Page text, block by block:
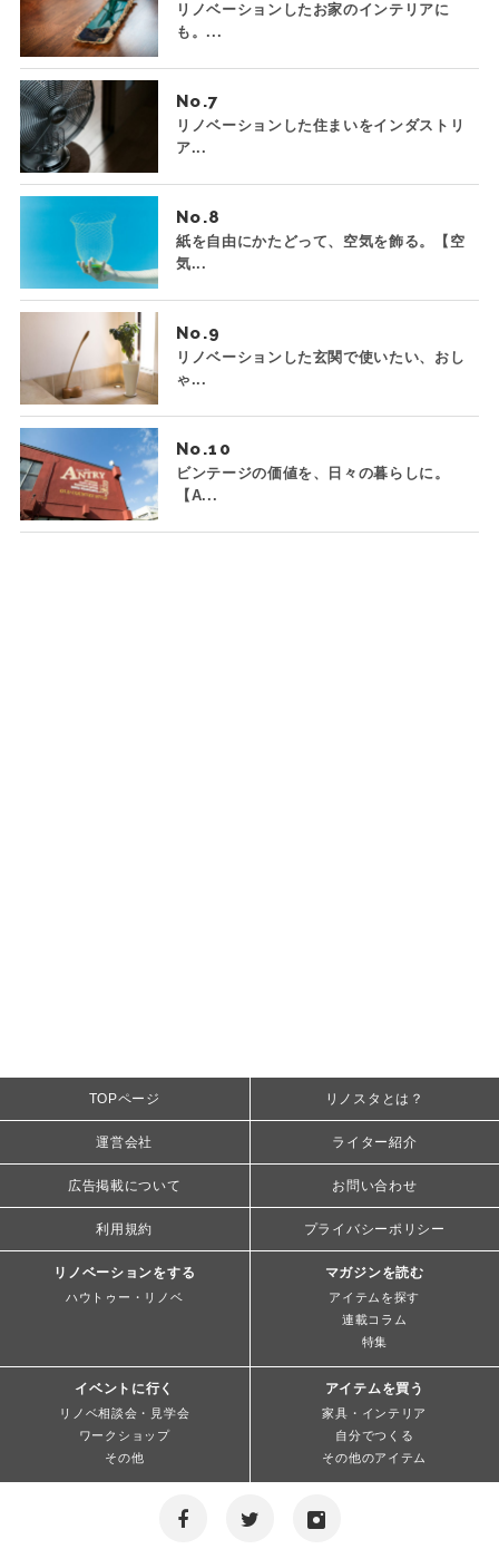
リノベーションしたお家のインテリアに
も。...
No.
リノベーションした住まいをインダストリ
ア...
No.
紙を自由にかたどって、空気を飾る。【空
気...
No.
リノベーションした玄関で使いたい、おし
ゃ...
No.
ビンテージの価値を、日々の暮らしに。
【A...
TOPページ リノスタとは？
運営会社 ライター紹介
広告掲載について お問い合わせ
利用規約 プライバシーポリシー
リノベーションをする
ハウトゥー・リノベ
マガジンを読む
アイテムを探す
連載コラム
特集
イベントに行く
リノベ相談会・見学会
ワークショップ
その他
アイテムを買う
家具・インテリア
自分でつくる
その他のアイテム